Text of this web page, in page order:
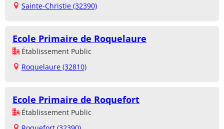
Sainte-Christie (32390)
Ecole Primaire de Roquelaure
Établissement Public
Roquelaure (32810)
Ecole Primaire de Roquefort
Établissement Public